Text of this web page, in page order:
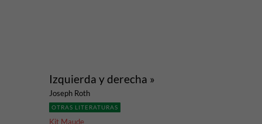
Izquierda y derecha »
Joseph Roth
OTRAS LITERATURAS
Kit Maude